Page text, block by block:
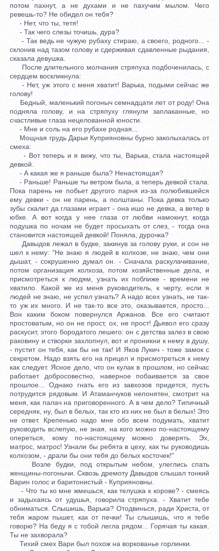
потом пахнут, а не духами и не пахучим мылом. Чего
ревешь-то? Не обидел он тебя?
- Нет, что ты, тетя!
- Так чего слезы точишь, дура?
- Так ведь не чужую рубаху стираю, а своего, родного... -
склонив над тазом голову и сдерживая сдавленные рыдания,
сказала девушка.
После длительного молчания стряпуха подбоченилась, с
сердцем воскликнула:
- Нет, уж этого с меня хватит! Варька, подыми сейчас же
голову!
Бедный, маленький погоныч семнадцати лет от роду! Она
подняла голову, и на стряпуху глянули заплаканные, но
счастливые глаза нецелованной юности.
- Мне и соль на его рубахе родная...
Мощная грудь Дарьи Куприяновны бурно заколыхалась от
смеха:
- Вот теперь и я вижу, что ты, Варька, стала настоящей
девкой.
- А какая же я раньше была? Ненастоящая?
- Раньше! Раньше ты ветром была, а теперь девкой стала.
Пока парень не побьет другого парня из-за полюбившейся
ему девки - он не парень, а полштаны. Пока девка только
зубы скалит да глазами играет - она ишо не девка, а ветер в
юбке. А вот когда у нее глаза от любви намокнут, когда
подушка по ночам не будет просыхать от слез, - тогда она
становится настоящей девкой! Поняла, дурочка?
Давыдов лежал в будке, закинув за голову руки, и сон не
шел к нему: "Не знаю я людей в колхозе, не знаю, чем они
дышат, - сокрушенно думал он. - Сначала раскулачивание,
потом организация колхоза, потом хозяйственные дела, и
присмотреться к людям, узнать их поближе - времени не
хватило. Какой же из меня руководитель, к черту, если я
людей не знаю, не успел узнать? А надо всех узнать, не так-
то уж их много. И не так-то все это, оказывается, просто...
Вон каким боком повернулся Аржанов. Все его считают
простоватым, но он не прост, ох, не прост! Дьявол его сразу
раскусит, этого бородатого лешего: он с детства залез в свою
раковину и створки захлопнул, вот и проникни к нему в душу,
- пустит он тебя, как бы не так! И Яков Лукич - тоже замок с
секретом. Надо взять его на прицел и присмотреться к нему
как следует. Ясное дело, что он кулак в прошлом, но сейчас
работает добросовестно, наверное побаивается за свое
прошлое... Однако гнать его из завхозов придется, пусть
потрудится рядовым. И Атаманчуков непонятен, смотрит на
меня, как палач на приговоренного. А в чем дело? Типичный
середняк, ну, был в белых, так кто из них не был в белых! Это
не ответ. Крепенько надо мне обо всем подумать, хватит
руководить вслепую, не зная, на кого можно по-настоящему
опереться, кому по-настоящему можно доверять. Эх,
матрос, матрос! Узнали бы ребята в цеху, как ты руководишь
колхозом, - драли бы они тебя до белых косточек!"
Возле будки, под открытым небом, улеглись спать
женщины-погонычи. Сквозь дремоту Давыдов слышал тонкий
Варин голос и баритонистый - Куприяновны.
- Что ты ко мне жмешься, как телушка к корове? - смеясь
и задыхаясь от удушья, говорила стряпуха. - Хватит тебе
обниматься. Слышишь, Варька? Отодвинься, ради Христа, от
тебя жаром пышет, как от печки! Ты слышишь, что я тебе
говорю? На беду я с тобой легла рядом... Горячая ты какая.
Ты не захворала?
Тихий смех Вари был похож на воркованье горлинки.